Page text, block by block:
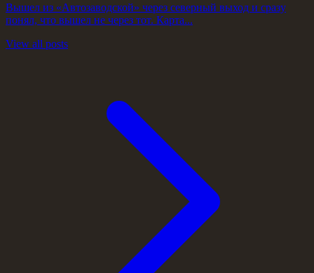
Вышел из «Автозаводской» через северный выход и сразу
понял, что вышел не через тот. Карта...
View all posts